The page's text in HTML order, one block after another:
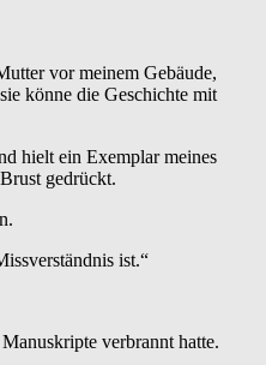
vor meinem Gebäude,
könne die Geschichte mit
hielt ein Exemplar meines
gedrückt.
ist.“
verbrannt hatte.